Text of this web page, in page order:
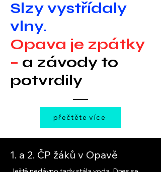
Slzy vystřídaly
vlny.
Opava je zpátky
– a závody to
potvrdily
přečtěte více
1. a 2. ČP žáků v Opavě